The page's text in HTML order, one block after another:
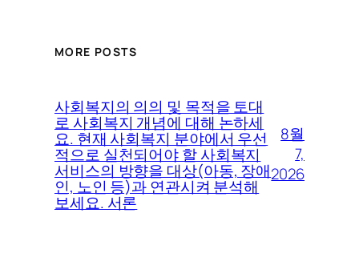
MORE POSTS
사회복지의 의의 및 목적을 토대
로 사회복지 개념에 대해 논하세
요. 현재 사회복지 분야에서 우선
적으로 실천되어야 할 사회복지
서비스의 방향을 대상(아동, 장애
인, 노인 등)과 연관시켜 분석해
보세요. 서론
8월
7,
2026